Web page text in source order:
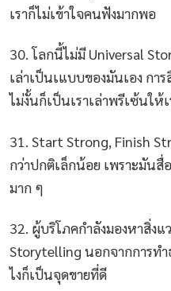
เราก็ไม่เข้าใจคนฟังมากพอ
30. โลกนี้ไม่มี Universal
เล่าเป็นเแบบของมันเอง กา
ไม่งั้นก็เป็นเราเล่าพรีเซ้นให้
31. Start Strong, Finish
กว่าปกติเล็กน้อย เพราะมันสื่
มาก ๆ
32. ผู้บริโภคกำลังมองหาสิ่งแ
Storytelling นอกจากการทำ
ไงก็เป็นจุดขายที่ดี